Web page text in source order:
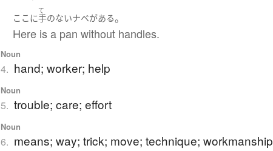
ここに
て
手のないナベがある。
Here is a pan without handles.
Noun
4. hand; worker; help
Noun
5. trouble; care; effort
Noun
6. means; way; trick; move; technique; workmanship